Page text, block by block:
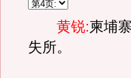
黄锐:柬埔
失所。